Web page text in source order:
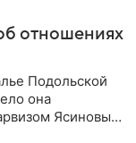
отношениях
Подольской
она
Ясиновым.